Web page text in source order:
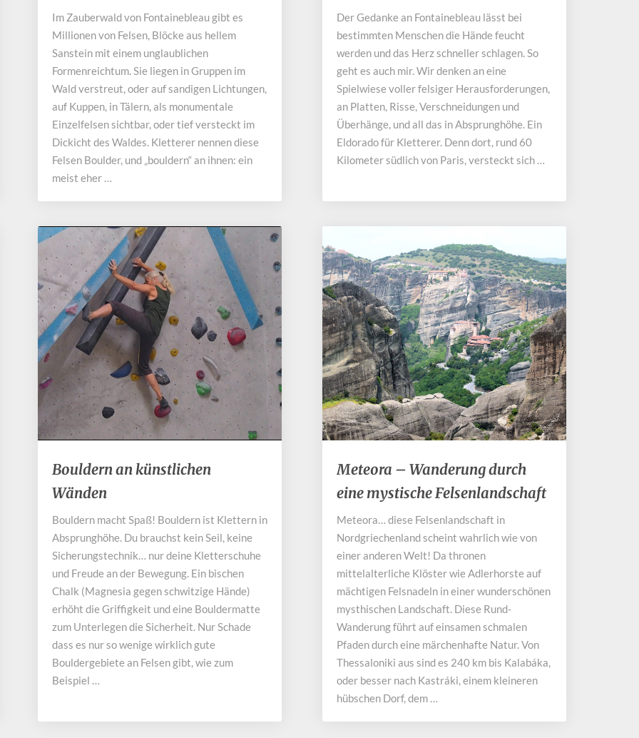
Im Zauberwald von Fontainebleau gibt es
Millionen von Felsen, Blöcke aus hellem
Sanstein mit einem unglaublichen
Formenreichtum. Sie liegen in Gruppen im
Wald verstreut, oder auf sandigen Lichtungen,
auf Kuppen, in Tälern, als monumentale
Einzelfelsen sichtbar, oder tief versteckt im
Dickicht des Waldes. Kletterer nennen diese
Felsen Boulder, und „bouldern“ an ihnen: ein
meist eher …
Nähe
von
Paris
Der Gedanke an Fontainebleau lässt bei
bestimmten Menschen die Hände feucht
werden und das Herz schneller schlagen. So
geht es auch mir. Wir denken an eine
Spielwiese voller felsiger Herausforderungen,
an Platten, Risse, Verschneidungen und
Überhänge, und all das in Absprunghöhe. Ein
Eldorado für Kletterer. Denn dort, rund 60
Kilometer südlich von Paris, versteckt sich …
Bouldern
an
künstlichen
Bouldern an künstlichen
Wänden
Bouldern macht Spaß! Bouldern ist Klettern in
Absprunghöhe. Du brauchst kein Seil, keine
Sicherungstechnik… nur deine Kletterschuhe
und Freude an der Bewegung. Ein bischen
Chalk (Magnesia gegen schwitzige Hände)
erhöht die Griffigkeit und eine Bouldermatte
zum Unterlegen die Sicherheit. Nur Schade
dass es nur so wenige wirklich gute
Bouldergebiete an Felsen gibt, wie zum
Beispiel …
Meteora
–
Wanderung
eine
mystische
Felsenlandschaft
Meteora – Wanderung durch
eine mystische Felsenlandschaft
Meteora… diese Felsenlandschaft in
Nordgriechenland scheint wahrlich wie von
einer anderen Welt! Da thronen
mittelalterliche Klöster wie Adlerhorste auf
mächtigen Felsnadeln in einer wunderschönen
mysthischen Landschaft. Diese Rund-
Wanderung führt auf einsamen schmalen
Pfaden durch eine märchenhafte Natur. Von
Thessaloniki aus sind es 240 km bis Kalabáka,
oder besser nach Kastráki, einem kleineren
hübschen Dorf, dem …